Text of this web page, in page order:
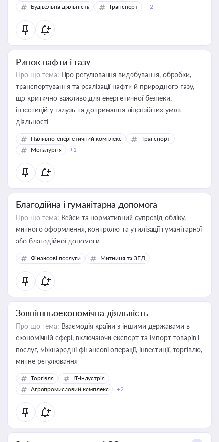
Будівельна діяльність
Транспорт +2
Ринок нафти і газу
Про що тема: Про регулювання видобування, обробки,
транспортування та реалізації нафти й природного газу,
що критично важливо для енергетичної безпеки,
інвестицій у галузь та дотримання ліцензійних умов
діяльності
Паливно-енергетичний комплекс
Транспорт
Металургія
+1
Благодійна і гуманітарна допомога
Про що тема: Кейси та нормативний супровід обліку,
митного оформлення, контролю та утилізації гуманітарної
або благодійної допомоги
Фінансові послуги Митниця та ЗЕД
Зовнішньоекономічна діяльність
Про що тема: Взаємодія країни з іншими державами в
економічній сфері, включаючи експорт та імпорт товарів і
послуг, міжнародні фінансові операції, інвестиції, торгівлю,
митне регулювання
Торгівля
IT-індустрія
Агропромисловий комплекс
+2